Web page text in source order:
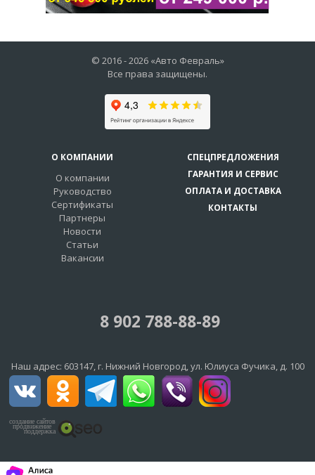
© 2016 -2026 «Авто Февраль»
Все права защищены.
О КОМПАНИИ
О компании
Руководство
Сертификаты
Партнеры
Новости
Статьи
Вакансии
СПЕЦПРЕДЛОЖЕНИЯ
ГАРАНТИЯ И СЕРВИС
ОПЛАТА И ДОСТАВКА
КОНТАКТЫ
8 902 788-88-89
Наш адрес: 603147, г. Нижний Новгород,ул. Юлиуса Фучика, д. 100
создание сайтов
продвижение
поддержка